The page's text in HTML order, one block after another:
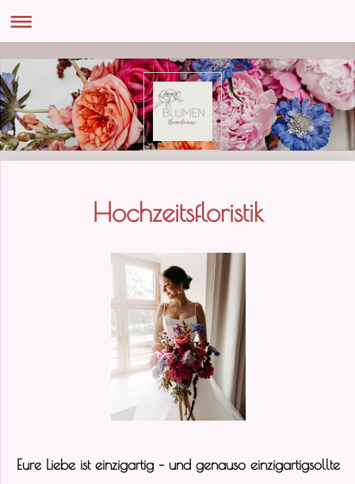
Hochzeitsfloristik
Eure Liebe ist einzigartig – und genauso einzigartigsollte